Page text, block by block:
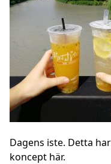
Dagens iste. Detta
koncept här.